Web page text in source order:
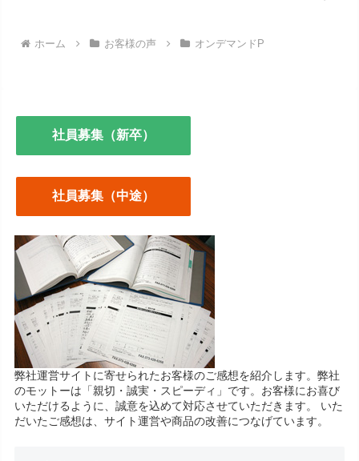
ホーム お客様の声 オンデマンドP
社員募集（新卒）
社員募集（中途）
弊社運営サイトに寄せられたお客様のご感想を紹介します。弊社
のモットーは「親切・誠実・スピーディ」です。お客様にお喜び
いただけるように、誠意を込めて対応させていただきます。 いた
だいたご感想は、サイト運営や商品の改善につなげています。